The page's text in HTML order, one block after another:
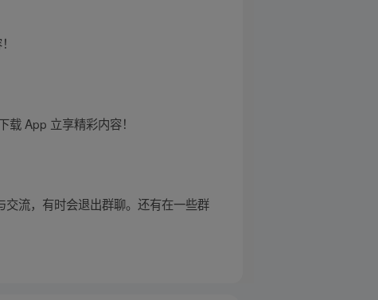
App 立享精彩内容！
流，有时会退出群聊。还有在一些群